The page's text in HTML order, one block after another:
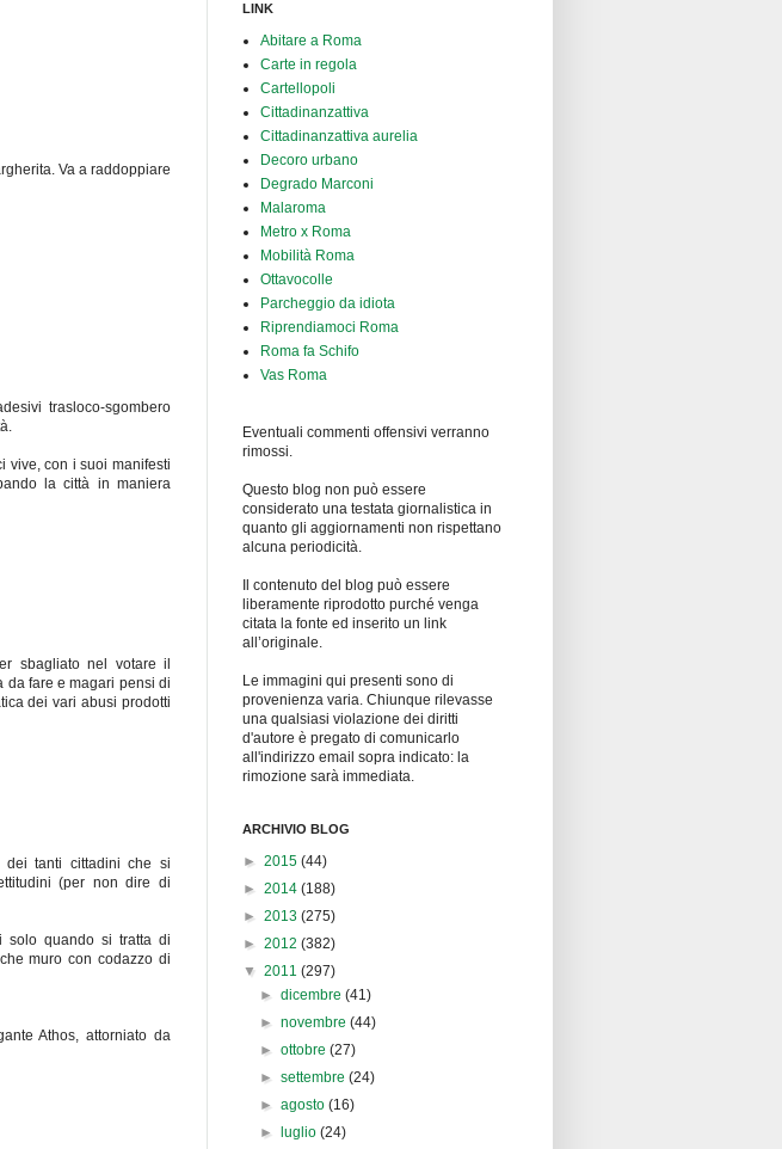
Va a raddoppiare
trasloco-sgombero
vive, con i suoi manifesti
la città in maniera
sbagliato nel votare il
da fare e magari pensi di
dei vari abusi prodotti
dei tanti cittadini che si
(per non dire di
solo quando si tratta di
muro con codazzo di
Athos, attorniato da
LINK
Abitare a Roma
Carte in regola
Cartellopoli
Cittadinanzattiva
Cittadinanzattiva aurelia
Decoro urbano
Degrado Marconi
Malaroma
Metro x Roma
Mobilità Roma
Ottavocolle
Parcheggio da idiota
Riprendiamoci Roma
Roma fa Schifo
Vas Roma
Eventuali commenti offensivi verranno
rimossi.
Questo blog non può essere
considerato una testata giornalistica in
quanto gli aggiornamenti non rispettano
alcuna periodicità.
Il contenuto del blog può essere
liberamente riprodotto purché venga
citata la fonte ed inserito un link
all’originale.
Le immagini qui presenti sono di
provenienza varia. Chiunque rilevasse
una qualsiasi violazione dei diritti
d'autore è pregato di comunicarlo
all'indirizzo email sopra indicato: la
rimozione sarà immediata.
ARCHIVIO BLOG
► 2015 (44)
► 2014 (188)
► 2013 (275)
► 2012 (382)
▼ 2011 (297)
►dicembre(41)
►novembre(44)
►ottobre(27)
►settembre(24)
►agosto(16)
►
luglio(24)